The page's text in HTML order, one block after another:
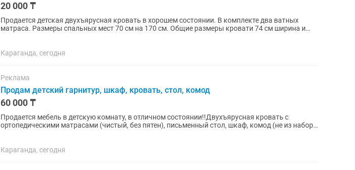
20 000 ₸
Продается детская двухъярусная кровать в хорошем состоянии. В комплекте два ватных
матраса. Размеры спальных мест 70 см на 170 см. Общие размеры кровати 74 см ширина и
Караганда, сегодня
Реклама
Продам детский гарнитур, шкаф, кровать, стол, комод
60 000 ₸
Продается мебель в детскую комнату, в отличном состоянии!!Двухъярусная кровать с
ортопедическими матрасами (чистый, без пятен), письменный стол, шкаф, комод (не из набора
Караганда, сегодня